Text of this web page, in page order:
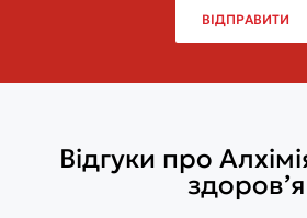
ВІДПРАВИТИ
Відгуки про
здоров’я